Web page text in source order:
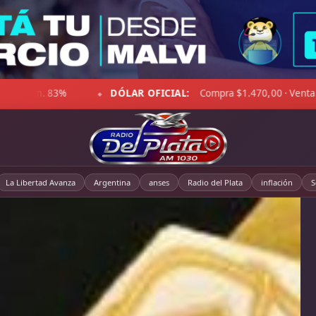
2°C · Cielo despejado · Viento 31 km/h · Hum. 47% ◆ DÓLAR
La Libertad Avanza Argentina anses Radio del Plata inflación